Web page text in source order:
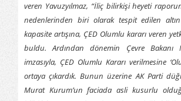
veren Yavuzyılmaz, “İliç bilirkişi heyeti
nedenlerinden biri olarak tespit edilen
kapasite artışına, ÇED Olumlu kararı veren
buldu. Ardından dönemin Çevre Bakanı
imzasıyla, ÇED Olumlu Kararı verilmesine
ortaya çıkardık. Bunun üzerine AK Parti
Murat Kurum’un faciada asli kusurlu